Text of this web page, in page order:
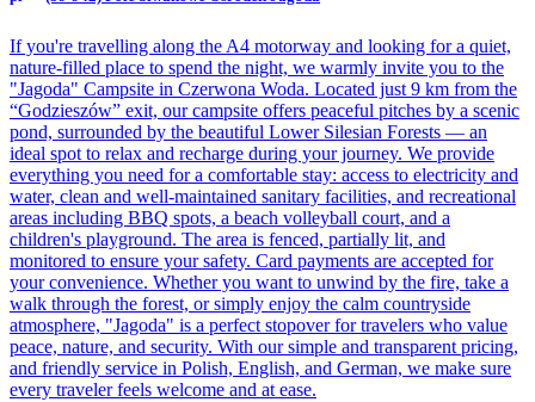
If you're travelling along the A4 motorway and looking for a quiet,
nature-filled place to spend the night, we warmly invite you to the
"Jagoda" Campsite in Czerwona Woda. Located just 9 km from the
“Godzieszów” exit, our campsite offers peaceful pitches by a scenic
pond, surrounded by the beautiful Lower Silesian Forests — an
ideal spot to relax and recharge during your journey. We provide
everything you need for a comfortable stay: access to electricity and
water, clean and well-maintained sanitary facilities, and recreational
areas including BBQ spots, a beach volleyball court, and a
children's playground. The area is fenced, partially lit, and
monitored to ensure your safety. Card payments are accepted for
your convenience. Whether you want to unwind by the fire, take a
walk through the forest, or simply enjoy the calm countryside
atmosphere, "Jagoda" is a perfect stopover for travelers who value
peace, nature, and security. With our simple and transparent pricing,
and friendly service in Polish, English, and German, we make sure
every traveler feels welcome and at ease.